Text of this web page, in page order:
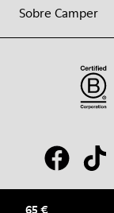
65 €
Sobre Camper